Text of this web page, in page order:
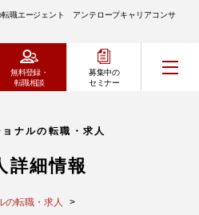
職エージェント アンテロープキャリアコンサ
無料登録・
転職相談
募集中の
セミナー
ナルの転職・求人
細情報
の転職・求人